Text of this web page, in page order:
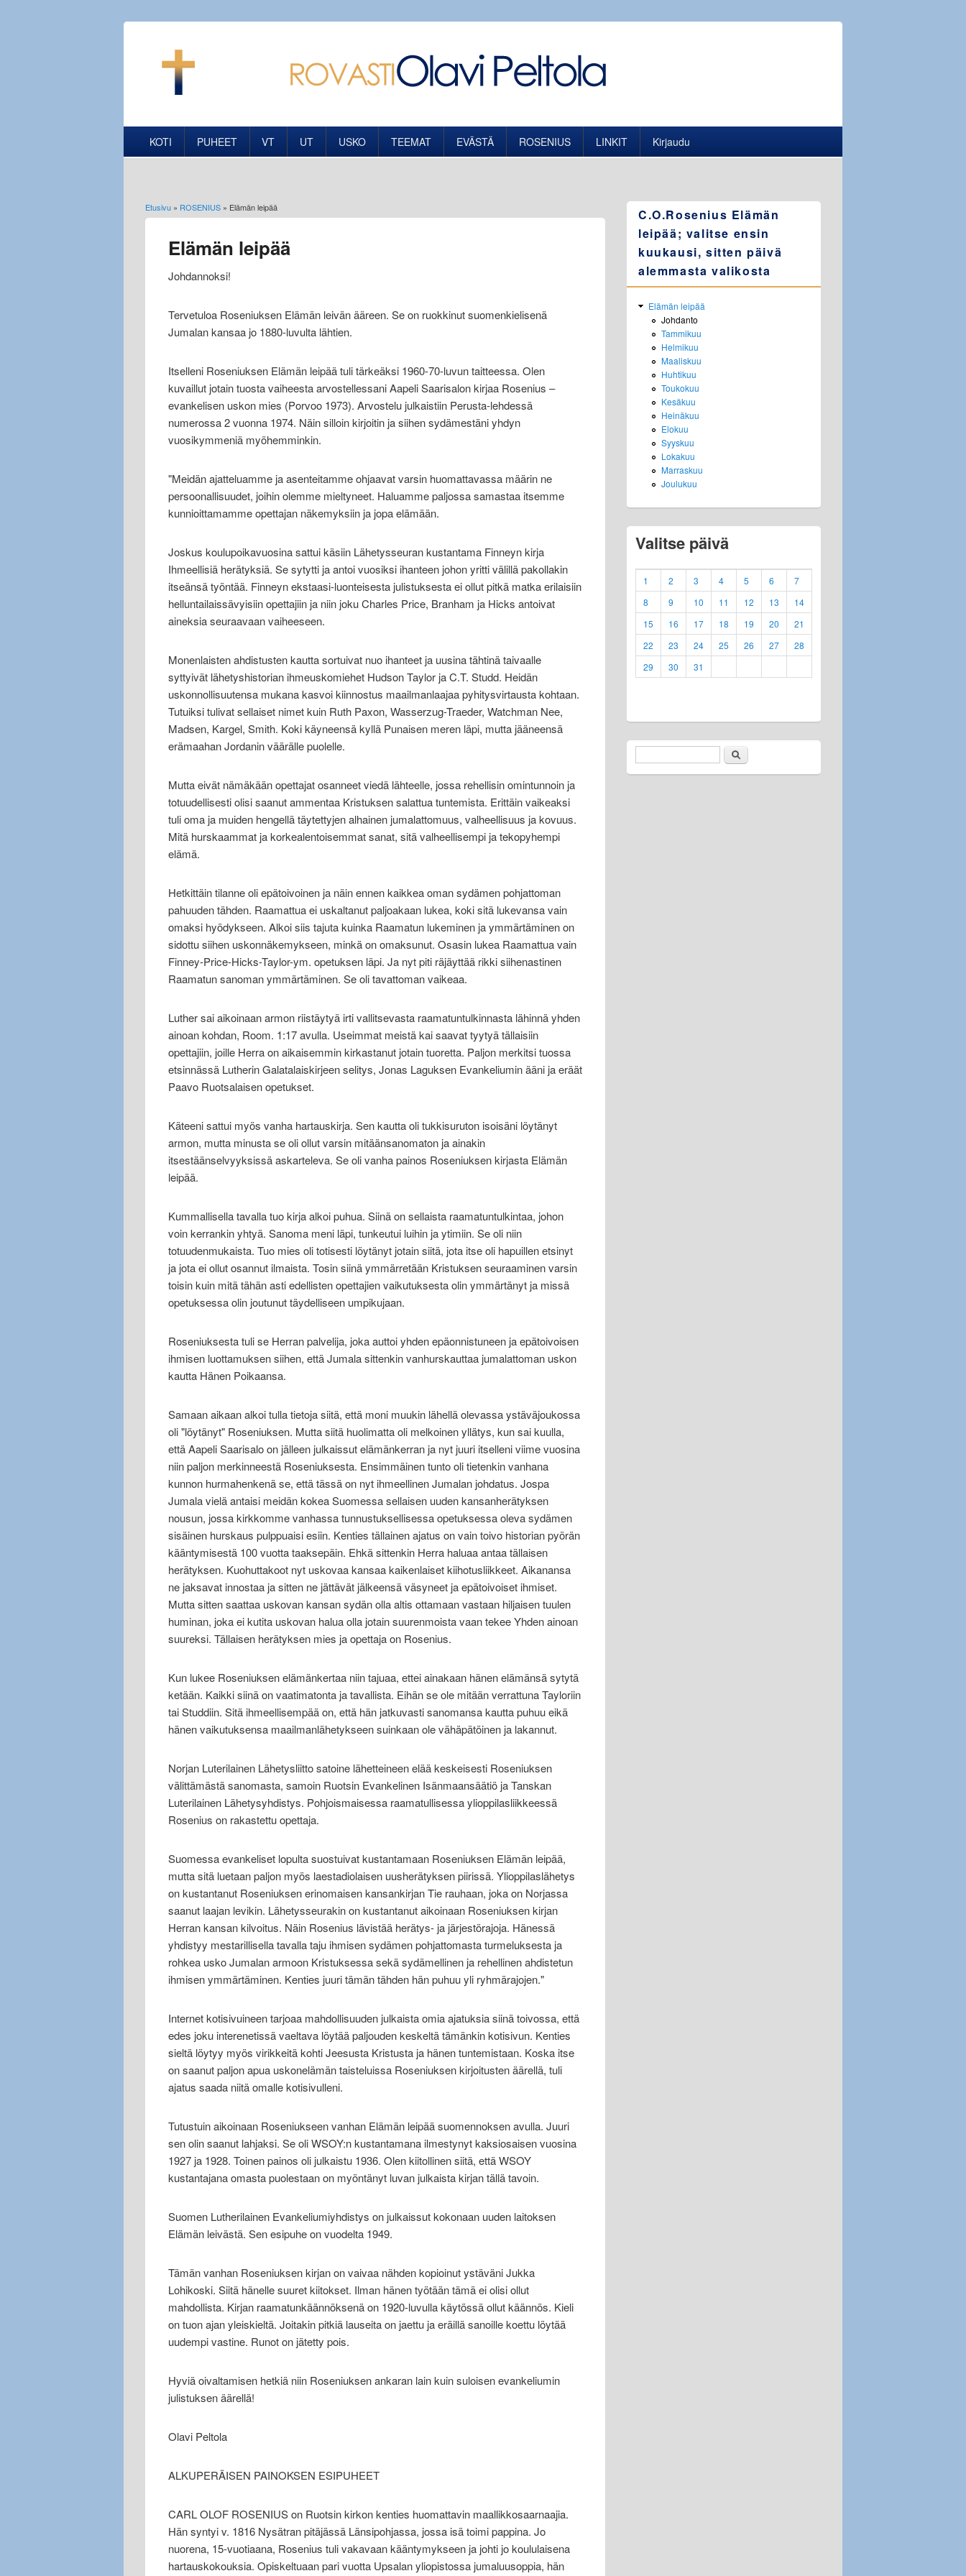
KOTI PUHEET VT UT USKO TEEMAT EVÄSTÄ ROSENIUS LINKIT Kirjaudu
Olet täällä
Etusivu » ROSENIUS » Elämän leipää
Elämän leipää
Johdannoksi!
Tervetuloa Roseniuksen Elämän leivän ääreen. Se on ruokkinut suomenkielisenä
Jumalan kansaa jo 1880-luvulta lähtien.
Itselleni Roseniuksen Elämän leipää tuli tärkeäksi 1960-70-luvun taitteessa. Olen
kuvaillut jotain tuosta vaiheesta arvostellessani Aapeli Saarisalon kirjaa Rosenius –
evankelisen uskon mies (Porvoo 1973). Arvostelu julkaistiin Perusta-lehdessä
numerossa 2 vuonna 1974. Näin silloin kirjoitin ja siihen sydämestäni yhdyn
vuosikymmeniä myöhemminkin.
"Meidän ajatteluamme ja asenteitamme ohjaavat varsin huomattavassa määrin ne
persoonallisuudet, joihin olemme mieltyneet. Haluamme paljossa samastaa itsemme
kunnioittamamme opettajan näkemyksiin ja jopa elämään.
Joskus koulupoikavuosina sattui käsiin Lähetysseuran kustantama Finneyn kirja
Ihmeellisiä herätyksiä. Se sytytti ja antoi vuosiksi ihanteen johon yritti välillä pakollakin
itseänsä työntää. Finneyn ekstaasi-luonteisesta julistuksesta ei ollut pitkä matka erilaisiin
helluntailaissävyisiin opettajiin ja niin joku Charles Price, Branham ja Hicks antoivat
aineksia seuraavaan vaiheeseen.
Monenlaisten ahdistusten kautta sortuivat nuo ihanteet ja uusina tähtinä taivaalle
syttyivät lähetyshistorian ihmeuskomiehet Hudson Taylor ja C.T. Studd. Heidän
uskonnollisuutensa mukana kasvoi kiinnostus maailmanlaajaa pyhitysvirtausta kohtaan.
Tutuiksi tulivat sellaiset nimet kuin Ruth Paxon, Wasserzug-Traeder, Watchman Nee,
Madsen, Kargel, Smith. Koki käyneensä kyllä Punaisen meren läpi, mutta jääneensä
erämaahan Jordanin väärälle puolelle.
Mutta eivät nämäkään opettajat osanneet viedä lähteelle, jossa rehellisin omintunnoin ja
totuudellisesti olisi saanut ammentaa Kristuksen salattua tuntemista. Erittäin vaikeaksi
tuli oma ja muiden hengellä täytettyjen alhainen jumalattomuus, valheellisuus ja kovuus.
Mitä hurskaammat ja korkealentoisemmat sanat, sitä valheellisempi ja tekopyhempi
elämä.
Hetkittäin tilanne oli epätoivoinen ja näin ennen kaikkea oman sydämen pohjattoman
pahuuden tähden. Raamattua ei uskaltanut paljoakaan lukea, koki sitä lukevansa vain
omaksi hyödykseen. Alkoi siis tajuta kuinka Raamatun lukeminen ja ymmärtäminen on
sidottu siihen uskonnäkemykseen, minkä on omaksunut. Osasin lukea Raamattua vain
Finney-Price-Hicks-Taylor-ym. opetuksen läpi. Ja nyt piti räjäyttää rikki siihenastinen
Raamatun sanoman ymmärtäminen. Se oli tavattoman vaikeaa.
Luther sai aikoinaan armon riistäytyä irti vallitsevasta raamatuntulkinnasta lähinnä yhden
ainoan kohdan, Room. 1:17 avulla. Useimmat meistä kai saavat tyytyä tällaisiin
opettajiin, joille Herra on aikaisemmin kirkastanut jotain tuoretta. Paljon merkitsi tuossa
etsinnässä Lutherin Galatalaiskirjeen selitys, Jonas Laguksen Evankeliumin ääni ja eräät
Paavo Ruotsalaisen opetukset.
Käteeni sattui myös vanha hartauskirja. Sen kautta oli tukkisuruton isoisäni löytänyt
armon, mutta minusta se oli ollut varsin mitäänsanomaton ja ainakin
itsestäänselvyyksissä askarteleva. Se oli vanha painos Roseniuksen kirjasta Elämän
leipää.
Kummallisella tavalla tuo kirja alkoi puhua. Siinä on sellaista raamatuntulkintaa, johon
voin kerrankin yhtyä. Sanoma meni läpi, tunkeutui luihin ja ytimiin. Se oli niin
totuudenmukaista. Tuo mies oli totisesti löytänyt jotain siitä, jota itse oli hapuillen etsinyt
ja jota ei ollut osannut ilmaista. Tosin siinä ymmärretään Kristuksen seuraaminen varsin
toisin kuin mitä tähän asti edellisten opettajien vaikutuksesta olin ymmärtänyt ja missä
opetuksessa olin joutunut täydelliseen umpikujaan.
Roseniuksesta tuli se Herran palvelija, joka auttoi yhden epäonnistuneen ja epätoivoisen
ihmisen luottamuksen siihen, että Jumala sittenkin vanhurskauttaa jumalattoman uskon
kautta Hänen Poikaansa.
Samaan aikaan alkoi tulla tietoja siitä, että moni muukin lähellä olevassa ystäväjoukossa
oli "löytänyt" Roseniuksen. Mutta siitä huolimatta oli melkoinen yllätys, kun sai kuulla,
että Aapeli Saarisalo on jälleen julkaissut elämänkerran ja nyt juuri itselleni viime vuosina
niin paljon merkinneestä Roseniuksesta. Ensimmäinen tunto oli tietenkin vanhana
kunnon hurmahenkenä se, että tässä on nyt ihmeellinen Jumalan johdatus. Jospa
Jumala vielä antaisi meidän kokea Suomessa sellaisen uuden kansanherätyksen
nousun, jossa kirkkomme vanhassa tunnustuksellisessa opetuksessa oleva sydämen
sisäinen hurskaus pulppuaisi esiin. Kenties tällainen ajatus on vain toivo historian pyörän
kääntymisestä 100 vuotta taaksepäin. Ehkä sittenkin Herra haluaa antaa tällaisen
herätyksen. Kuohuttakoot nyt uskovaa kansaa kaikenlaiset kiihotusliikkeet. Aikanansa
ne jaksavat innostaa ja sitten ne jättävät jälkeensä väsyneet ja epätoivoiset ihmiset.
Mutta sitten saattaa uskovan kansan sydän olla altis ottamaan vastaan hiljaisen tuulen
huminan, joka ei kutita uskovan halua olla jotain suurenmoista vaan tekee Yhden ainoan
suureksi. Tällaisen herätyksen mies ja opettaja on Rosenius.
Kun lukee Roseniuksen elämänkertaa niin tajuaa, ettei ainakaan hänen elämänsä sytytä
ketään. Kaikki siinä on vaatimatonta ja tavallista. Eihän se ole mitään verrattuna Tayloriin
tai Studdiin. Sitä ihmeellisempää on, että hän jatkuvasti sanomansa kautta puhuu eikä
hänen vaikutuksensa maailmanlähetykseen suinkaan ole vähäpätöinen ja lakannut.
Norjan Luterilainen Lähetysliitto satoine lähetteineen elää keskeisesti Roseniuksen
välittämästä sanomasta, samoin Ruotsin Evankelinen Isänmaansäätiö ja Tanskan
Luterilainen Lähetysyhdistys. Pohjoismaisessa raamatullisessa ylioppilasliikkeessä
Rosenius on rakastettu opettaja.
Suomessa evankeliset lopulta suostuivat kustantamaan Roseniuksen Elämän leipää,
mutta sitä luetaan paljon myös laestadiolaisen uusherätyksen piirissä. Ylioppilaslähetys
on kustantanut Roseniuksen erinomaisen kansankirjan Tie rauhaan, joka on Norjassa
saanut laajan levikin. Lähetysseurakin on kustantanut aikoinaan Roseniuksen kirjan
Herran kansan kilvoitus. Näin Rosenius lävistää herätys- ja järjestörajoja. Hänessä
yhdistyy mestarillisella tavalla taju ihmisen sydämen pohjattomasta turmeluksesta ja
rohkea usko Jumalan armoon Kristuksessa sekä sydämellinen ja rehellinen ahdistetun
ihmisen ymmärtäminen. Kenties juuri tämän tähden hän puhuu yli ryhmärajojen."
Internet kotisivuineen tarjoaa mahdollisuuden julkaista omia ajatuksia siinä toivossa, että
edes joku interenetissä vaeltava löytää paljouden keskeltä tämänkin kotisivun. Kenties
sieltä löytyy myös virikkeitä kohti Jeesusta Kristusta ja hänen tuntemistaan. Koska itse
on saanut paljon apua uskonelämän taisteluissa Roseniuksen kirjoitusten äärellä, tuli
ajatus saada niitä omalle kotisivulleni.
Tutustuin aikoinaan Roseniukseen vanhan Elämän leipää suomennoksen avulla. Juuri
sen olin saanut lahjaksi. Se oli WSOY:n kustantamana ilmestynyt kaksiosaisen vuosina
1927 ja 1928. Toinen painos oli julkaistu 1936. Olen kiitollinen siitä, että WSOY
kustantajana omasta puolestaan on myöntänyt luvan julkaista kirjan tällä tavoin.
Suomen Lutherilainen Evankeliumiyhdistys on julkaissut kokonaan uuden laitoksen
Elämän leivästä. Sen esipuhe on vuodelta 1949.
Tämän vanhan Roseniuksen kirjan on vaivaa nähden kopioinut ystäväni Jukka
Lohikoski. Siitä hänelle suuret kiitokset. Ilman hänen työtään tämä ei olisi ollut
mahdollista. Kirjan raamatunkäännöksenä on 1920-luvulla käytössä ollut käännös. Kieli
on tuon ajan yleiskieltä. Joitakin pitkiä lauseita on jaettu ja eräillä sanoille koettu löytää
uudempi vastine. Runot on jätetty pois.
Hyviä oivaltamisen hetkiä niin Roseniuksen ankaran lain kuin suloisen evankeliumin
julistuksen äärellä!
Olavi Peltola
ALKUPERÄISEN PAINOKSEN ESIPUHEET
CARL OLOF ROSENIUS on Ruotsin kirkon kenties huomattavin maallikkosaarnaajia.
Hän syntyi v. 1816 Nysätran pitäjässä Länsipohjassa, jossa isä toimi pappina. Jo
nuorena, 15-vuotiaana, Rosenius tuli vakavaan kääntymykseen ja johti jo koululaisena
hartauskokouksia. Opiskeltuaan pari vuotta Upsalan yliopistossa jumaluusoppia, hän
C.O.Rosenius Elämän
leipää; valitse ensin
kuukausi, sitten päivä
alemmasta valikosta
Elämän leipää
Johdanto
Tammikuu
Helmikuu
Maaliskuu
Huhtikuu
Toukokuu
Kesäkuu
Heinäkuu
Elokuu
Syyskuu
Lokakuu
Marraskuu
Joulukuu
Valitse päivä
1 2 3 4 5 6
7
8
9 10 11 12 13
14
15
16 17 18 19 20
21
22
23 24 25 26 27
28
29
30 31
HakulomakeEtsi